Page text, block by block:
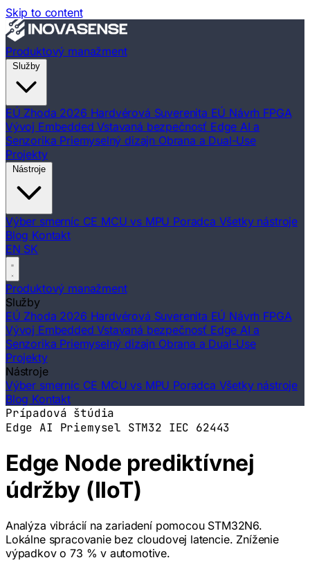
Skip to content
Produktový manažment
EÚ Zhoda 2026 Hardvérová Suverenita EÚ Návrh FPGA
Vývoj EmbeddedVstavaná bezpečnosť Edge AI a
Senzorika Priemyselný dizajn Obrana a Dual-Use
Projekty
Výber smerníc CE MCU vs MPU Poradca Všetky nástroje
Blog Kontakt
EN SK
Produktový manažment
Služby
EÚ Zhoda 2026 Hardvérová Suverenita EÚ Návrh FPGA
Vývoj EmbeddedVstavaná bezpečnosť Edge AI a
Senzorika Priemyselný dizajn Obrana a Dual-Use
Projekty
Nástroje
Výber smerníc CE MCU vs MPU Poradca Všetky nástroje
Blog Kontakt
Prípadová štúdia
Edge AI Priemysel STM32 IEC 62443
Edge Node prediktívnej
údržby (IIoT)
Analýza vibrácií na zariadení pomocou STM32N6.
Lokálne spracovanie bez cloudovej latencie. Zníženie
výpadkov o 73 % v automotive.